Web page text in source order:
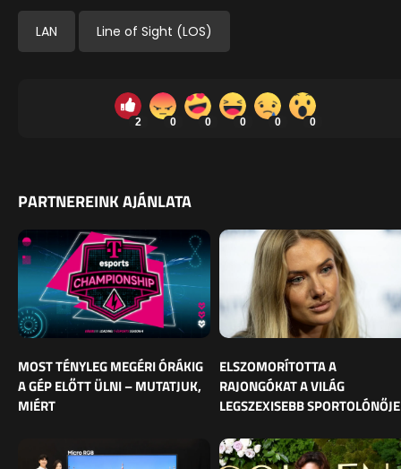
LAN Line of Sight (LOS)
2 0 0 0 0 0
PARTNEREINK AJÁNLATA
MOST TÉNYLEG MEGÉRI ÓRÁKIG
A GÉP ELŐTT ÜLNI – MUTATJUK,
MIÉRT
ELSZOMORÍTOTTA A
RAJONGÓKAT A VILÁG
LEGSZEXISEBB SPORTOLÓNŐJE